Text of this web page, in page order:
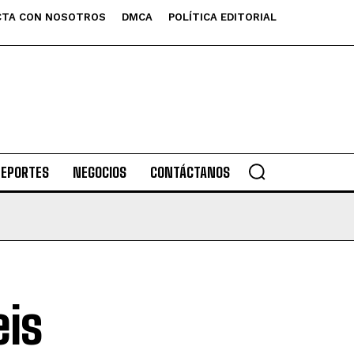
CON NOSOTROS DMCA POLÍTICA EDITORIAL
NEGOCIOS CONTÁCTANOS